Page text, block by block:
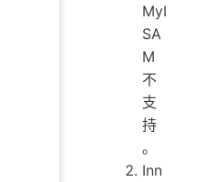
MyI
SA
M
不
支
持
。
Inn